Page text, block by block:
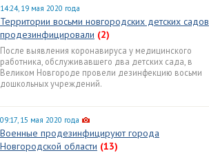
14:24, 19 мая 2020 года
Территории восьми новгородских детских садов
продезинфицировали (2)
После выявления коронавируса у медицинского
работника, обслуживавшего два детских сада, в
Великом Новгороде провели дезинфекцию восьми
дошкольных учреждений.
09:17, 15 мая 2020 года
Военные продезинфицируют города
Новгородской области (13)